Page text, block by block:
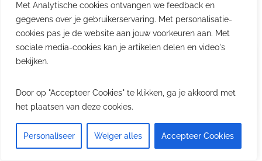
Met Analytische cookies ontvangen we feedback en
gegevens over je gebruikerservaring. Met personalisatie-
cookies pas je de website aan jouw voorkeuren aan. Met
sociale media-cookies kan je artikelen delen en video's
bekijken.
Door op "Accepteer Cookies" te klikken, ga je akkoord met
het plaatsen van deze cookies.
Personaliseer Weiger alles Accepteer Cookies
Secondary
Sidebar
Zoeken
ZOEK